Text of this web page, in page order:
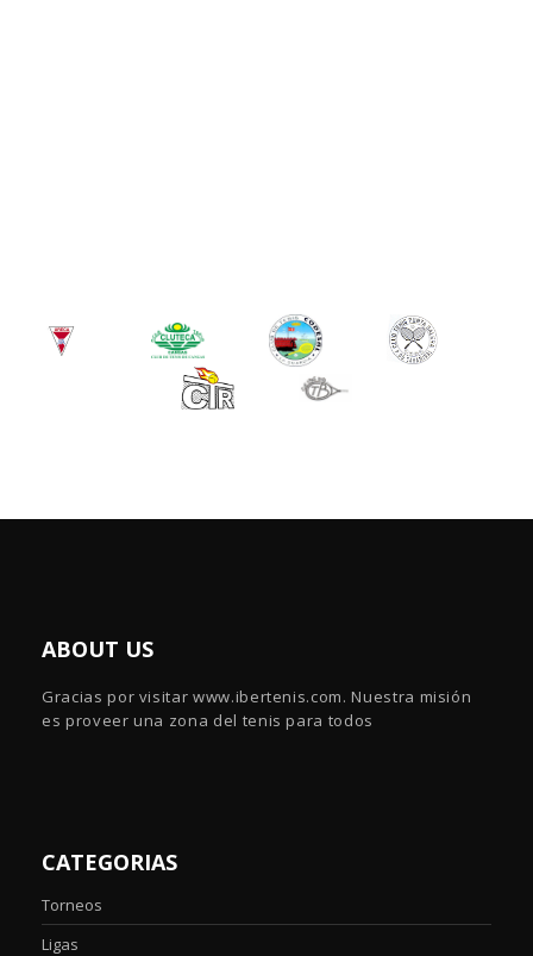
ABOUT US
Gracias por visitar www.ibertenis.com. Nuestra misión
es proveer una zona del tenis para todos
CATEGORIAS
Torneos
Ligas